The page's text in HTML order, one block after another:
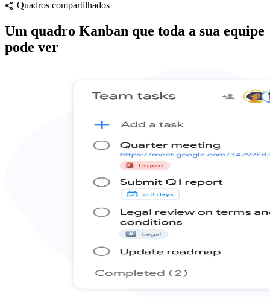
share Quadros compartilhados
Um quadro Kanban que toda a sua equipe
pode ver